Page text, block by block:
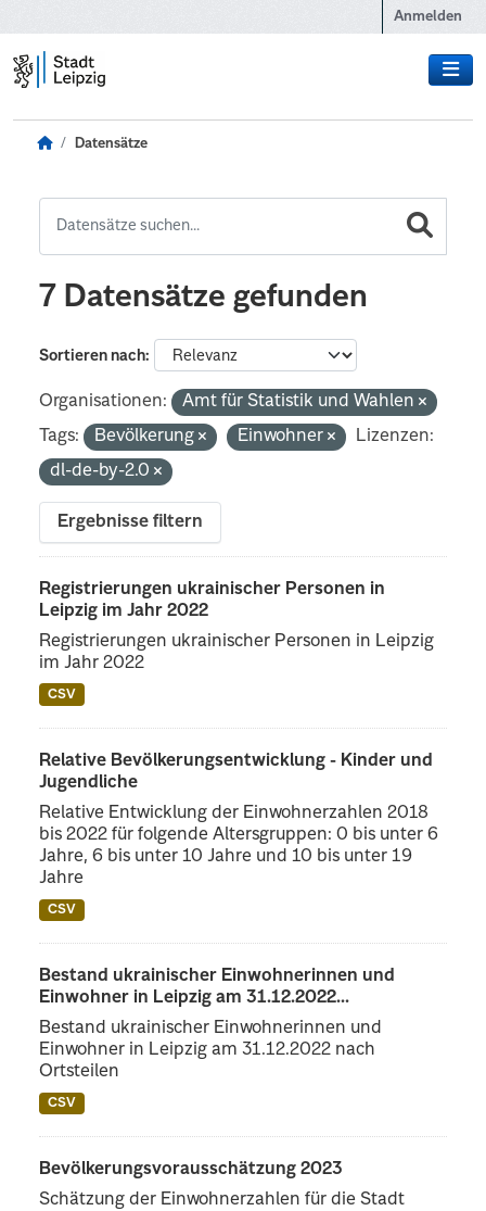
Anmelden
Datensätze
7 Datensätze gefunden
Sortieren nach
Organisationen:
Amt für Statistik und Wahlen
Tags:
Bevölkerung Einwohner
Lizenzen:
dl-de-by-2.0
Ergebnisse filtern
Registrierungen ukrainischer Personen in
Leipzig im Jahr 2022
Registrierungen ukrainischer Personen in Leipzig
im Jahr 2022
CSV
Relative Bevölkerungsentwicklung - Kinder und
Jugendliche
Relative Entwicklung der Einwohnerzahlen 2018
bis 2022 für folgende Altersgruppen: 0 bis unter 6
Jahre, 6 bis unter 10 Jahre und 10 bis unter 19
Jahre
CSV
Bestand ukrainischer Einwohnerinnen und
Einwohner in Leipzig am 31.12.2022...
Bestand ukrainischer Einwohnerinnen und
Einwohner in Leipzig am 31.12.2022 nach
Ortsteilen
CSV
Bevölkerungsvorausschätzung 2023
Schätzung der Einwohnerzahlen für die Stadt